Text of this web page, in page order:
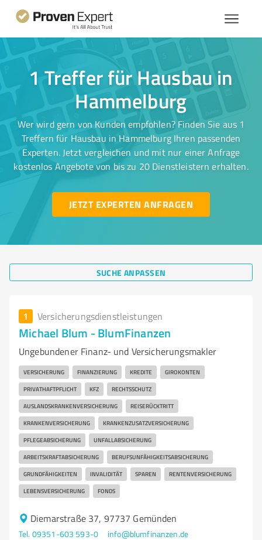
1 Treffer für Hausbau in
Hammelburg
Wer wird gern von Kunden empfohlen? Finden Sie aus 1
Treffern für Hausbau in Hammelburg Ihren passenden
Experten. Jetzt vergleichen und mit nur einer Anfrage
kostenlos Angebote von bis zu 20 Dienstleistern erhalten.
JETZT EXPERTEN ANFRAGEN
SUCHE ANPASSEN
1 Versicherungsdienstleistungen
Michael Blum - BlumFinanzen
Ungebundener Finanz- und Versicherungsmakler
VERSICHERUNG FINANZIERUNG KREDITE GIROKONTEN
PRIVATHAFTPFLICHT KFZ RECHTSSCHUTZ
AUSLANDSKRANKENVERSICHERUNG REISERÜCKTRITT
KRANKENVERSICHERUNG KRANKENZUSATZVERSICHERUNG
PFLEGEABSICHERUNG UNFALLABSICHERUNG
ARBEITSKRAFTABSICHERUNG BERUFSUNFÄHIGKEITSABSICHERUNG
GRUNDFÄHIGKEITEN INVALIDITÄT SPAREN RENTENVERSICHERUNG
LEBENSVERSICHERUNG FONDS
Diemarstraße 37, 97737 Gemünden
Tel. 09351-603 593-0
info@blumfinanzen.de